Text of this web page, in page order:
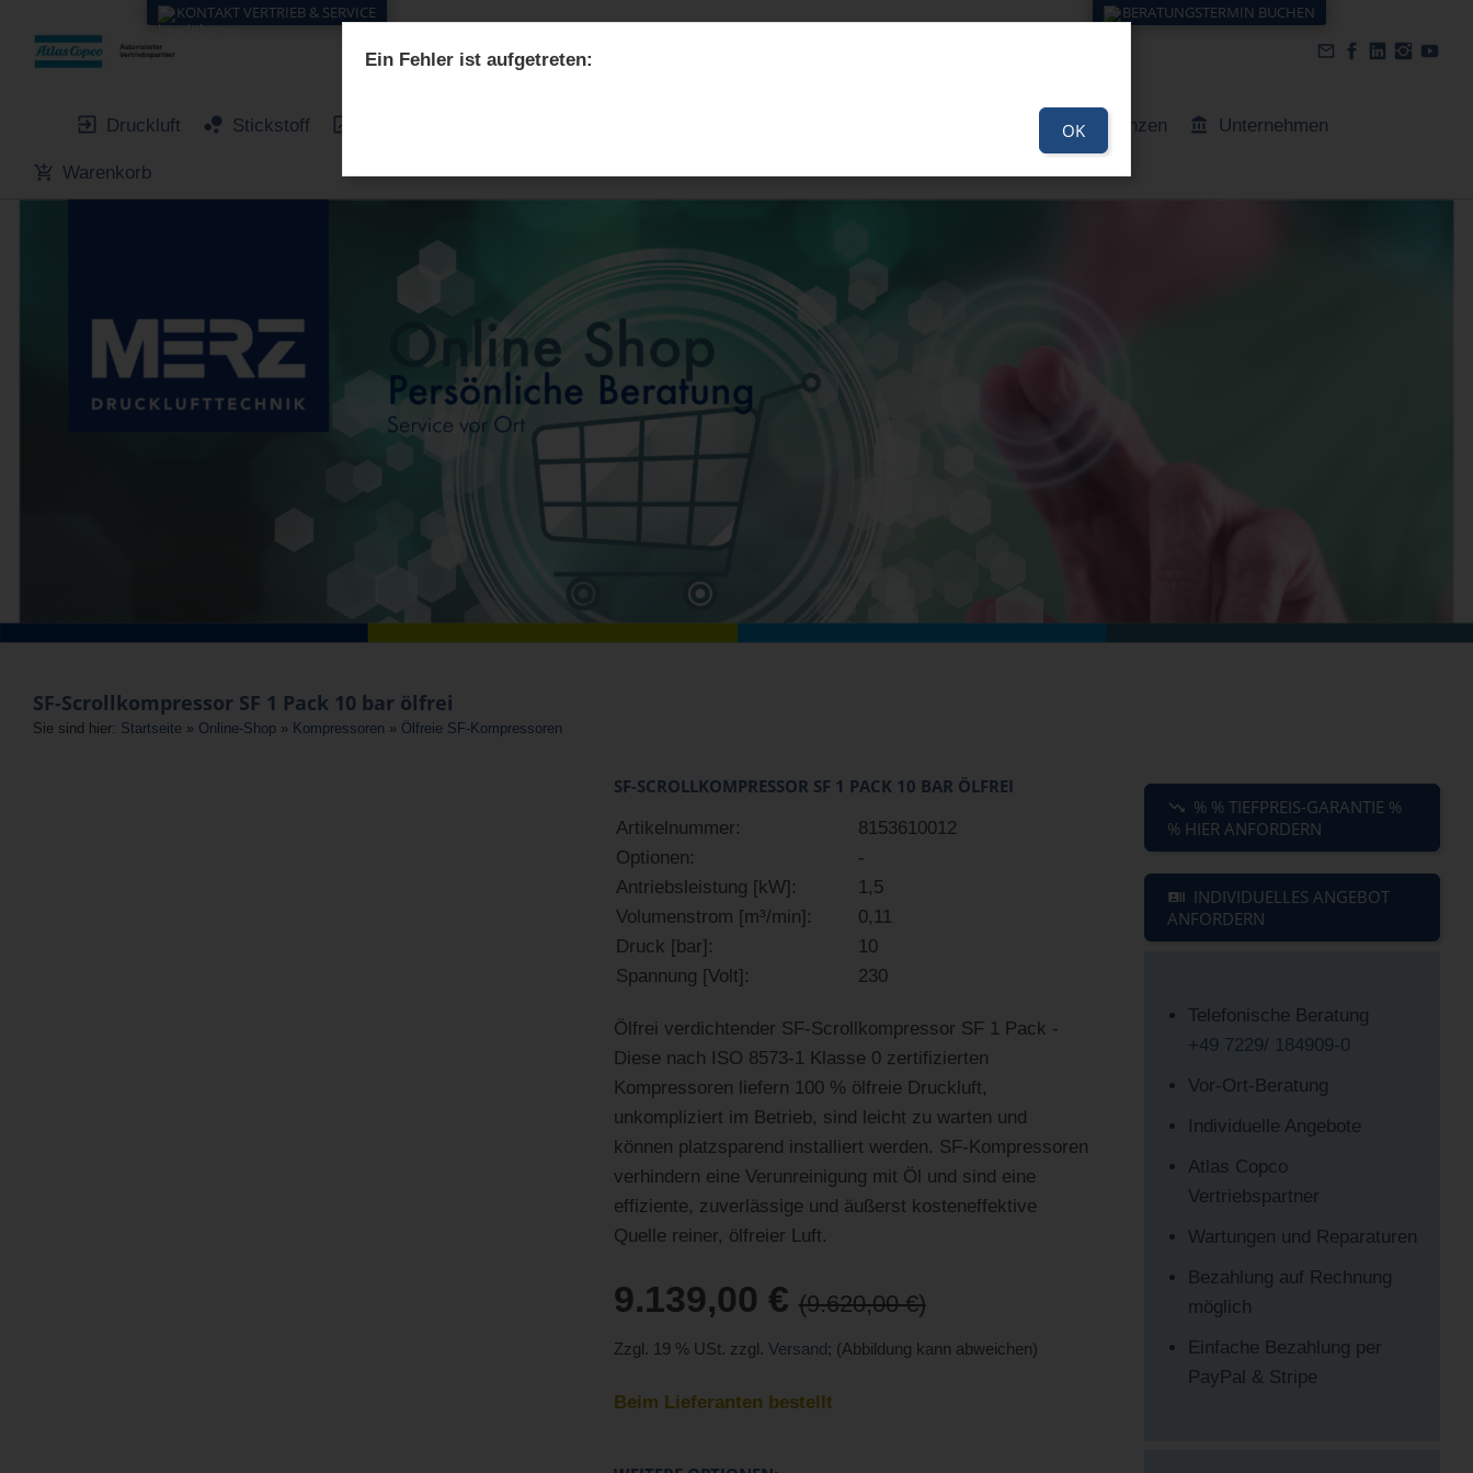
Druckluft Stickstoff Referenzen Unternehmen
Warenkorb
SF-Scrollkompressor SF 1 Pack 10 bar ölfrei
Sie sind hier: Startseite » Online-Shop » Kompressoren » Ölfreie SF-Kompressoren
SF-SCROLLKOMPRESSOR SF 1 PACK 10 BAR ÖLFREI
Artikelnummer:
8153610012
Optionen:
-
Antriebsleistung [kW]:
1,5
Volumenstrom [m³/min]:
0,11
Druck [bar]:
10
Spannung [Volt]:
230
Ölfrei verdichtender SF-Scrollkompressor SF 1 Pack -
Diese nach ISO 8573-1 Klasse 0 zertifizierten
Kompressoren liefern 100 % ölfreie Druckluft,
unkompliziert im Betrieb, sind leicht zu warten und
können platzsparend installiert werden. SF-Kompressoren
verhindern eine Verunreinigung mit Öl und sind eine
effiziente, zuverlässige und äußerst kosteneffektive
Quelle reiner, ölfreier Luft.
9.139,00 € (9.620,00 €)
Zzgl. 19 % USt. zzgl. Versand; (Abbildung kann abweichen)
Beim Lieferanten bestellt
% % TIEFPREIS-GARANTIE %
% HIER ANFORDERN
INDIVIDUELLES ANGEBOT
ANFORDERN
Telefonische Beratung
+49 7229/ 184909-0
Vor-Ort-Beratung
Individuelle Angebote
Atlas Copco
Vertriebspartner
Wartungen und Reparaturen
Bezahlung auf Rechnung
möglich
Einfache Bezahlung per
PayPal & Stripe
KONTAKT VERTRIEB & SERVICE BERATUNGSTERMIN BUCHEN
Ein Fehler ist aufgetreten:
OK